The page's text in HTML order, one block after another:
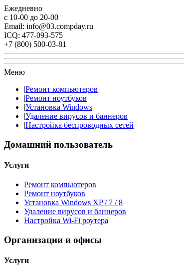
Ежедневно
с 10-00 до 20-00
Email: info@03.compday.ru
ICQ: 477-093-575
+7 (800) 500-03-81
Меню
|Ремонт компьютеров
|Ремонт ноутбуков
|Установка Windows
|Удаление вирусов и баннеров
|Настройка беспроводных сетей
Домашний пользователь
Услуги
Ремонт компьютеров
Ремонт ноутбуков
Установка Windows XP / 7 / 8
Удаление вирусов и баннеров
Настройка Wi-Fi роутера
Организации и офисы
Услуги